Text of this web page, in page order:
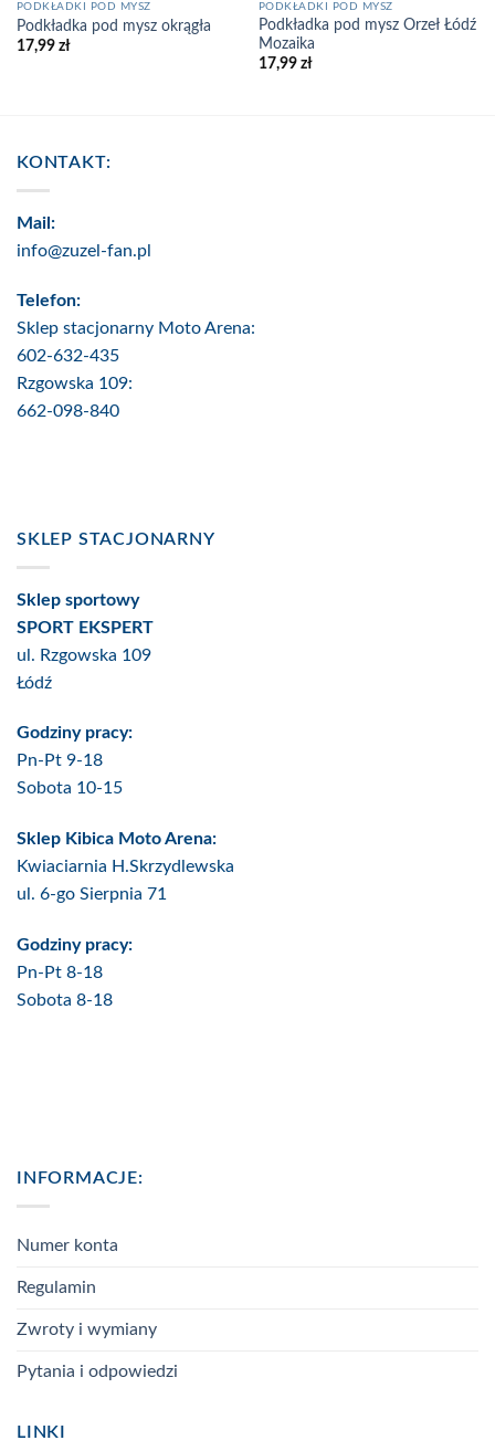
PODKŁADKI POD MYSZ
Podkładka pod mysz okrągła
17,99 zł
PODKŁADKI POD MYSZ
Podkładka pod mysz Orzeł Łódź
Mozaika
17,99 zł
KONTAKT:
Mail:
info@zuzel-fan.pl
Telefon:
Sklep stacjonarny Moto Arena:
602-632-435
Rzgowska 109:
662-098-840
SKLEP STACJONARNY
Sklep sportowy
SPORT EKSPERT
ul. Rzgowska 109
Łódź
Godziny pracy:
Pn-Pt 9-18
Sobota 10-15
Sklep Kibica Moto Arena:
Kwiaciarnia H.Skrzydlewska
ul. 6-go Sierpnia 71
Godziny pracy:
Pn-Pt 8-18
Sobota 8-18
INFORMACJE:
Numer konta
Regulamin
Zwroty i wymiany
Pytania i odpowiedzi
LINKI